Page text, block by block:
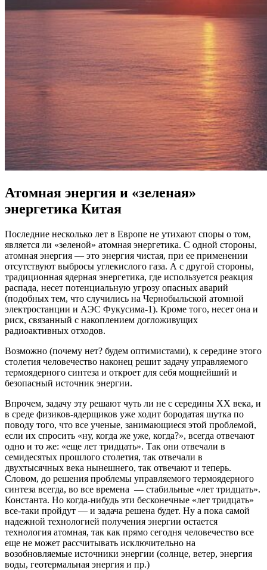
Атомная энергия и «зеленая»
энергетика Китая
Последние несколько лет в Европе не утихают споры о том,
является ли «зеленой» атомная энергетика. С одной стороны,
атомная энергия — это энергия чистая, при ее применении
отсутствуют выбросы углекислого газа. А с другой стороны,
традиционная ядерная энергетика, где используется реакция
распада, несет потенциальную угрозу опасных аварий
(подобных тем, что случились на Чернобыльской атомной
электростанции и АЭС Фукусима-1). Кроме того, несет она и
риск, связанный с накоплением догложивущих
радиоактивных отходов.
Возможно (почему нет? будем оптимистами), к середине этого
столетия человечество наконец решит задачу управляемого
термоядерного синтеза и откроет для себя мощнейший и
безопасный источник энергии.
Впрочем, задачу эту решают чуть ли не с середины ХХ века, и
в среде физиков-ядерщиков уже ходит бородатая шутка по
поводу того, что все ученые, занимающиеся этой проблемой,
если их спросить «ну, когда же уже, когда?», всегда отвечают
одно и то же: «еще лет тридцать». Так они отвечали в
семидесятых прошлого столетия, так отвечали в
двухтысячных века нынешнего, так отвечают и теперь.
Словом, до решения проблемы управляемого термоядерного
синтеза всегда, во все времена — стабильные «лет тридцать».
Константа. Но когда-нибудь эти бесконечные «лет тридцать»
все-таки пройдут — и задача решена будет. Ну а пока самой
надежной технологией получения энергии остается
технология атомная, так как прямо сегодня человечество все
еще не может рассчитывать исключительно на
возобновляемые источники энергии (солнце, ветер, энергия
воды, геотермальная энергия и пр.)